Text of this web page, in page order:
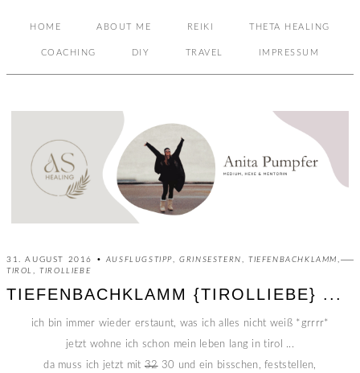
HOME ABOUT ME REIKI THETA HEALING
COACHING DIY TRAVEL IMPRESSUM
31. AUGUST 2016 • AUSFLUGSTIPP ,GRINSESTERN ,TIEFENBACHKLAMM
TIROL
,TIROLLIEBE
TIEFENBACHKLAMM {TIROLLIEBE} ...
ich bin immer wieder erstaunt, was ich alles nicht weiß *grrrr*
jetzt wohne ich schon mein leben lang in tirol ...
da muss ich jetzt mit 3230 und ein bisschen, feststellen,